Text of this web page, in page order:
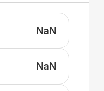
NaN
NaN